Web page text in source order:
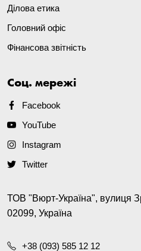
Ділова етика
Головний офіс
Фінансова звітність
Соц. мережі
Facebook
YouTube
Instagram
Twitter
ТОВ "Вюрт-Україна", вулиця
02099, Україна
+38 (093) 585 12 12